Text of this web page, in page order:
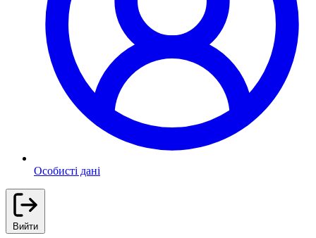
Особисті дані
Вийти